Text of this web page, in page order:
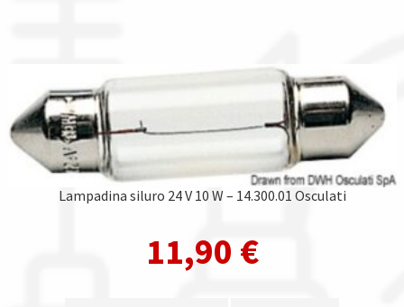
Lampadina siluro 24 V 10 W – 14.300.01 Osculati
11,90 €